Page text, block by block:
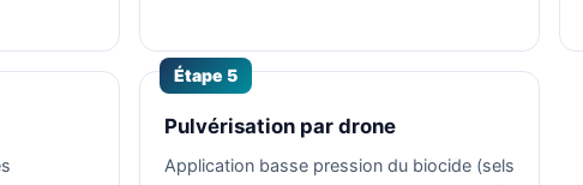
Étape 5
Pulvérisation par drone
Application basse pression du biocide (sels